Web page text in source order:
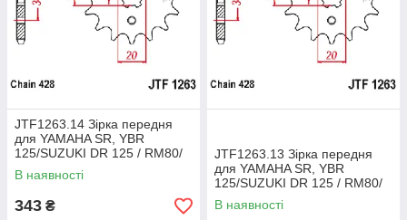
JTF1263.14 Зірка передня
для YAMAHA SR, YBR
125/SUZUKI DR 125 / RM80/
RM125 аналог Sunstar SS
20614
В наявності
343 ₴
JTF1263.13 Зірка передня
для YAMAHA SR, YBR
125/SUZUKI DR 125 / RM80/
RM125 аналог Sunstar SS
20613
В наявності